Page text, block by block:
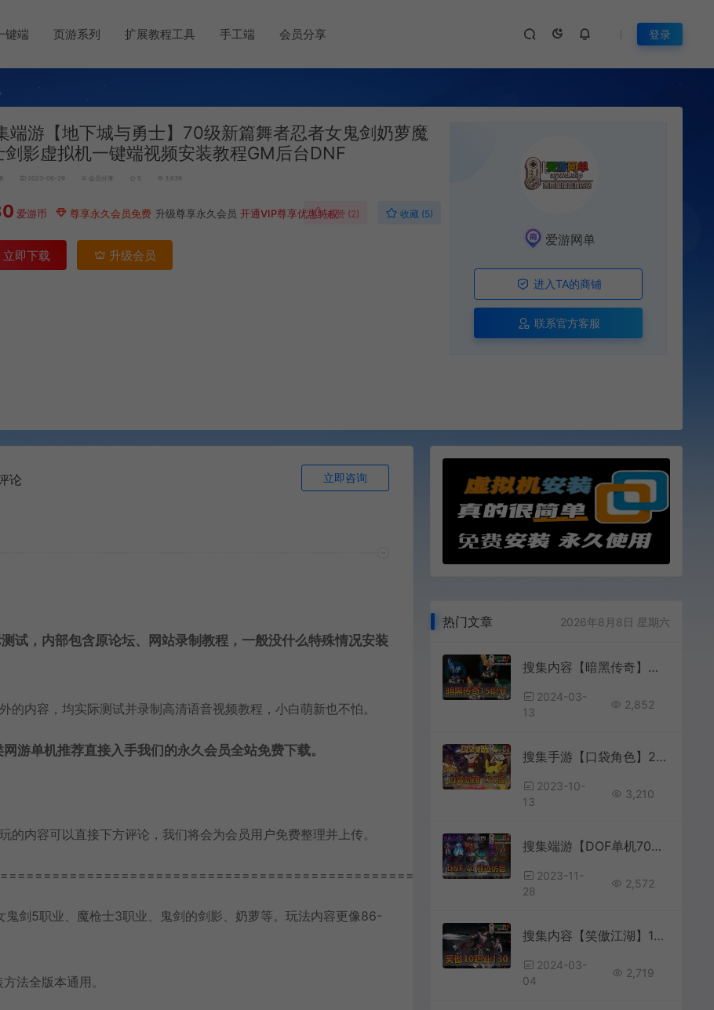
键端 页游系列 扩展教程工具 手工端 会员分享 登录
端游【地下城与勇士】70级新篇舞者忍者女鬼剑奶萝魔
剑影虚拟机一键端视频安装教程GM后台DNF
2023-06-29 会员分享 5 3,639
爱游币 尊享永久会员免费 升级尊享永久会员 开通VIP尊享优惠特权点赞 (2) 收藏 (5)
立即下载 升级会员
爱游网单
进入TA的商铺
联系官方客服
论 立即咨询
试，内部包含原论坛、网站录制教程，一般没什么特殊情况安装
内容，均实际测试并录制高清语音视频教程，小白萌新也不怕。
游单机推荐直接入手我们的永久会员全站免费下载。
内容可以直接下方评论，我们将会为会员用户免费整理并上传。
剑5职业、魔枪士3职业、鬼剑的剑影、奶萝等。玩法内容更像86-
法全版本通用。
热门文章 2026年8月8日 星期六
搜集内容【暗黑传奇】奇域录大型暗黑单机15职业12种族铭文雕刻GGE一键端
2024-03-
13
2,852
搜集手游【口袋角色】2SS苍响·觉悟2023最新整理30SS神宠虚拟机一键端GM后台
2023-10-
13
3,210
搜集端游【DOF单机70神迹】仿官复古网游单机版带GM新时装单人副本可通关绝望之塔支援兵真实技能被动
2023-11-
28
2,572
搜集内容【笑傲江湖】10职业130复古修复版虚拟机一键端
2024-03-
04
2,719